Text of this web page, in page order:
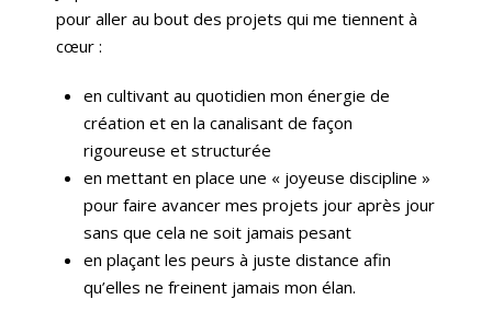
pour aller au bout des projets qui me tiennent à
cœur :
en cultivant au quotidien mon énergie de
création et en la canalisant de façon
rigoureuse et structurée
en mettant en place une « joyeuse discipline »
pour faire avancer mes projets jour après jour
sans que cela ne soit jamais pesant
en plaçant les peurs à juste distance afin
qu’elles ne freinent jamais mon élan.